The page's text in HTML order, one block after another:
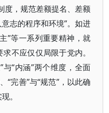
度，规范差额提名、差额
志的程序和环境”。如进
”等一系列重要精神，就
不应仅仅局限于党内。
“内涵”两个维度，全面
“完善”与“规范”，以此确
。